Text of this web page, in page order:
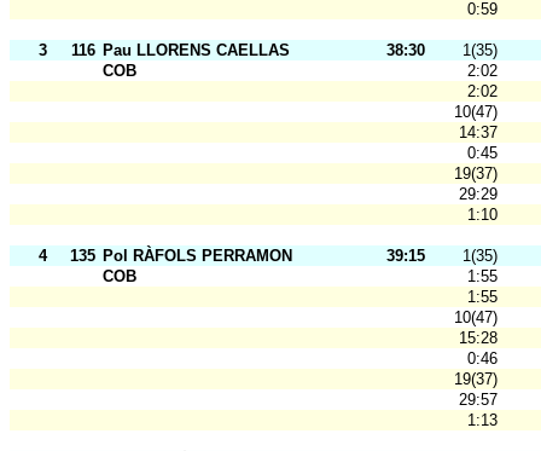
0:59
3 116 Pau LLORENS CAELLAS 38:30
1(35)
COB
2:02
2:02
10(47)
14:37
0:45
19(37)
29:29
1:10
4 135 Pol RÀFOLS PERRAMON 39:15
1(35)
COB
1:55
1:55
10(47)
15:28
0:46
19(37)
29:57
1:13